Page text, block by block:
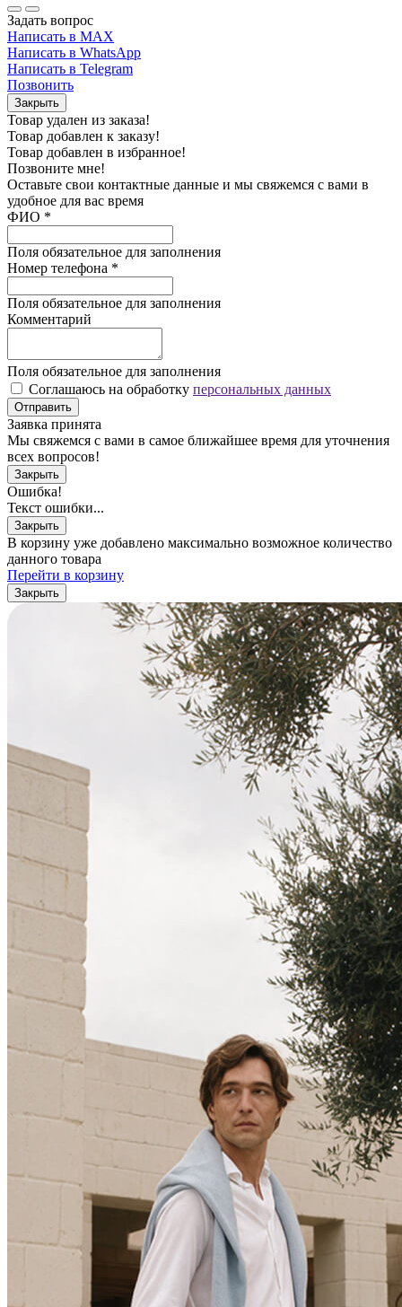
Задать вопрос
Написать в MAX
Написать в WhatsApp
Написать в Telegram
Позвонить
Закрыть
Товар удален из заказа!
Товар добавлен к заказу!
Товар добавлен в избранное!
Позвоните мне!
Оставьте свои контактные данные и мы свяжемся с вами в
удобное для вас время
ФИО *
Поля обязательное для заполнения
Номер телефона *
Поля обязательное для заполнения
Комментарий
Поля обязательное для заполнения
Соглашаюсь на обработку персональных данных
Отправить
Заявка принята
Мы свяжемся с вами в самое ближайшее время для уточнения
всех вопросов!
Закрыть
Ошибка!
Текст ошибки...
Закрыть
В корзину уже добавлено максимально возможное количество
данного товара
Перейти в корзину
Закрыть